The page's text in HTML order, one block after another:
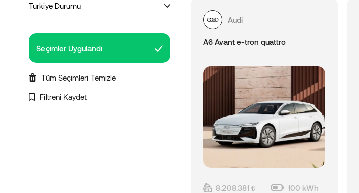
Türkiye Durumu
Seçimler Uygulandı
Tüm Seçimleri Temizle
Filtreni Kaydet
Audi
A6 Avant e-tron quattro
8.208.381 ₺
100 kWh